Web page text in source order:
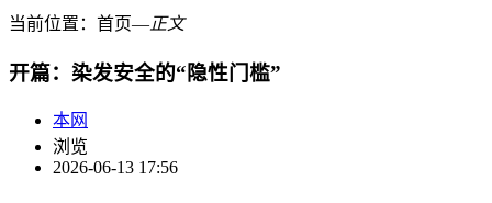
当前位置： 首页―正文
开篇：染发安全的“隐性门槛”
本网
浏览
2026-06-13 17:56